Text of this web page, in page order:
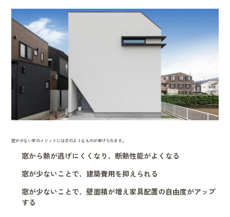
窓が少ない家のメリットには次のようなものが挙げられます。
窓から熱が逃げにくくなり、断熱性能がよくなる
窓が少ないことで、建築費用を抑えられる
窓が少ないことで、壁面積が増え家具配置の自由度がアップ
する